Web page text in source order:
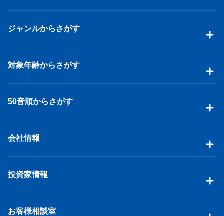
ジャンルからさがす
対象年齢からさがす
50音順からさがす
会社情報
投資家情報
お客様相談室